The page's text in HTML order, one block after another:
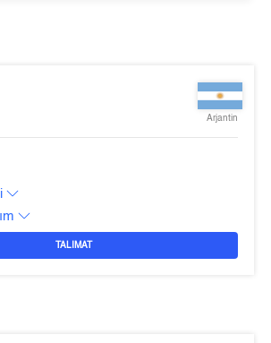
Arjantin
TALIMAT